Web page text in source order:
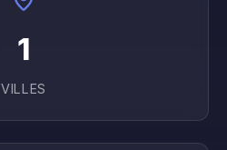
1
VILLES